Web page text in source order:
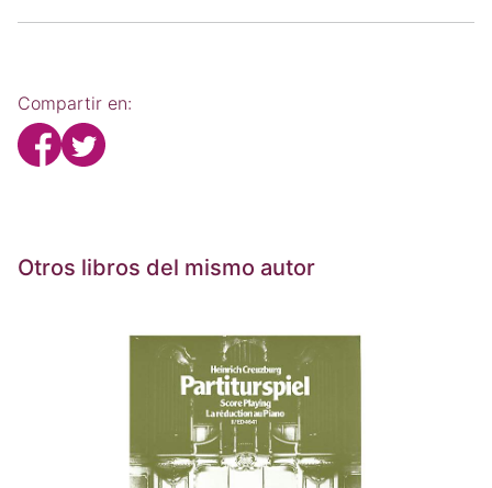
Compartir en:
Otros libros del mismo autor